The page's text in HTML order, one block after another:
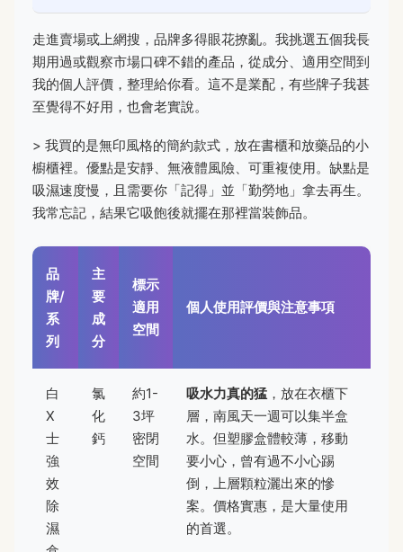
走進賣場或上網搜，品牌多得眼花撩亂。我挑選五個我長
期用過或觀察市場口碑不錯的產品，從成分、適用空間到
我的個人評價，整理給你看。這不是業配，有些牌子我甚
至覺得不好用，也會老實說。
> 我買的是無印風格的簡約款式，放在書櫃和放藥品的小
櫥櫃裡。優點是安靜、無液體風險、可重複使用。缺點是
吸濕速度慢，且需要你「記得」並「勤勞地」拿去再生。
我常忘記，結果它吸飽後就擺在那裡當裝飾品。
品
牌/
系
列
主
要
成
分
標示
適用
空間
個人使用評價與注意事項
白
X
士
強
效
除
濕
氯
化
鈣
約1-
3坪
密閉
空間
吸水力真的猛 ，放在衣櫃下
層，南風天一週可以集半盒
水。但塑膠盒體較薄，移動
要小心，曾有過不小心踢
倒，上層顆粒灑出來的慘
案。價格實惠，是大量使用
的首選。